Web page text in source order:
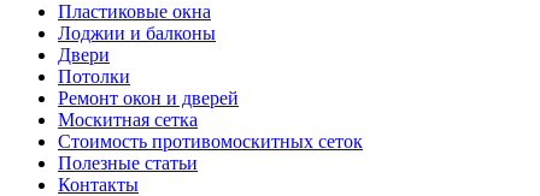
Пластиковые окна
Лоджии и балконы
Двери
Потолки
Ремонт окон и дверей
Москитная сетка
Стоимость противомоскитных сеток
Полезные статьи
Контакты